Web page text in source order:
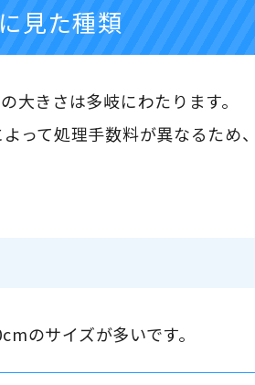
見た種類
大きさは多岐にわたります。
って処理手数料が異なるため
のサイズが多いです。